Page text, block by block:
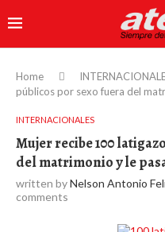
Home
públicos por sexo fuera del
INTERNACIONALES
Mujer recibe 100
del matrimonio y le
written byNelson Antonio
comments